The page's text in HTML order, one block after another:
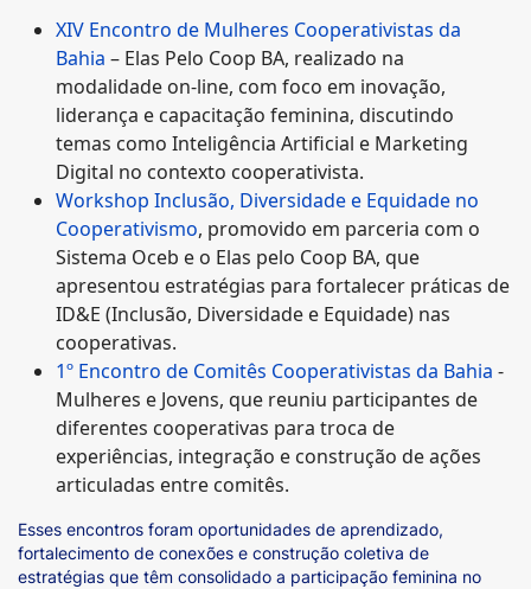
XIV Encontro de Mulheres Cooperativistas da
Bahia – Elas Pelo Coop BA, realizado na
modalidade on-line, com foco em inovação,
liderança e capacitação feminina, discutindo
temas como Inteligência Artificial e Marketing
Digital no contexto cooperativista.
Workshop Inclusão, Diversidade e Equidade no
Cooperativismo, promovido em parceria com o
Sistema Oceb e o Elas pelo Coop BA, que
apresentou estratégias para fortalecer práticas de
ID&E (Inclusão, Diversidade e Equidade) nas
cooperativas.
1º Encontro de Comitês Cooperativistas da Bahia -
Mulheres e Jovens, que reuniu participantes de
diferentes cooperativas para troca de
experiências, integração e construção de ações
articuladas entre comitês.
Esses encontros foram oportunidades de aprendizado,
fortalecimento de conexões e construção coletiva de
estratégias que têm consolidado a participação feminina no